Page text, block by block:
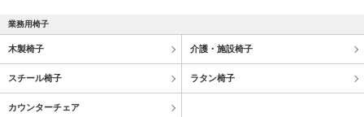
業務用椅子
木製椅子 介護・施設椅子
スチール椅子 ラタン椅子
カウンターチェア